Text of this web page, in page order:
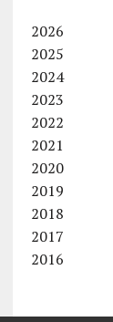
2026
2025
2024
2023
2022
2021
2020
2019
2018
2017
2016